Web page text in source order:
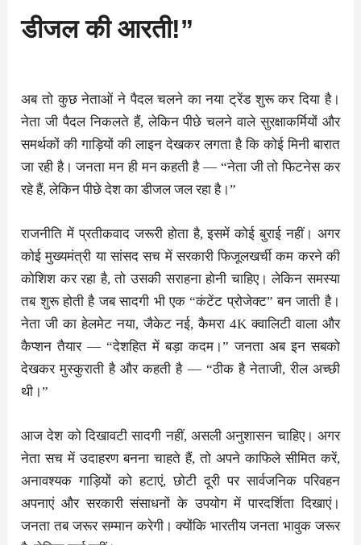
डीजल की आरती!”
अब तो कुछ नेताओं ने पैदल चलने का नया ट्रेंड शुरू कर दिया है।
नेता जी पैदल निकलते हैं, लेकिन पीछे चलने वाले सुरक्षाकर्मियों और
समर्थकों की गाड़ियों की लाइन देखकर लगता है कि कोई मिनी बारात
जा रही है। जनता मन ही मन कहती है — “नेता जी तो फिटनेस कर
रहे हैं, लेकिन पीछे देश का डीजल जल रहा है।”
राजनीति में प्रतीकवाद जरूरी होता है, इसमें कोई बुराई नहीं। अगर
कोई मुख्यमंत्री या सांसद सच में सरकारी फिजूलखर्ची कम करने की
कोशिश कर रहा है, तो उसकी सराहना होनी चाहिए। लेकिन समस्या
तब शुरू होती है जब सादगी भी एक “कंटेंट प्रोजेक्ट” बन जाती है।
नेता जी का हेलमेट नया, जैकेट नई, कैमरा 4K क्वालिटी वाला और
कैप्शन तैयार — “देशहित में बड़ा कदम।” जनता अब इन सबको
देखकर मुस्कुराती है और कहती है — “ठीक है नेताजी, रील अच्छी
थी।”
आज देश को दिखावटी सादगी नहीं, असली अनुशासन चाहिए। अगर
नेता सच में उदाहरण बनना चाहते हैं, तो अपने काफिले सीमित करें,
अनावश्यक गाड़ियों को हटाएं, छोटी दूरी पर सार्वजनिक परिवहन
अपनाएं और सरकारी संसाधनों के उपयोग में पारदर्शिता दिखाएं।
जनता तब जरूर सम्मान करेगी। क्योंकि भारतीय जनता भावुक जरूर